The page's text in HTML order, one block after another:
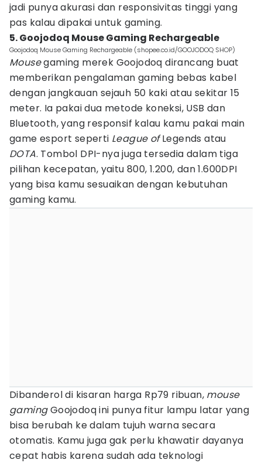
jadi punya akurasi dan responsivitas tinggi yang
pas kalau dipakai untuk gaming.
5. Goojodoq Mouse Gaming Rechargeable
Goojodoq Mouse Gaming Rechargeable (shopee.co.id/GOOJODOQ SHOP)
Mousegaming merek Goojodoq dirancang buat
memberikan pengalaman gaming bebas kabel
dengan jangkauan sejauh 50 kaki atau sekitar 15
meter. Ia pakai dua metode koneksi, USB dan
Bluetooth, yang responsif kalau kamu pakai main
game esport seperti League ofLegends atau
DOTA. Tombol DPI-nya juga tersedia dalam tiga
pilihan kecepatan, yaitu 800, 1.200, dan 1.600DPI
yang bisa kamu sesuaikan dengan kebutuhan
gaming kamu.
Dibanderol di kisaran harga Rp79 ribuan, mouse
gamingGoojodoq ini punya fitur lampu latar yang
bisa berubah ke dalam tujuh warna secara
otomatis. Kamu juga gak perlu khawatir dayanya
cepat habis karena sudah ada teknologi